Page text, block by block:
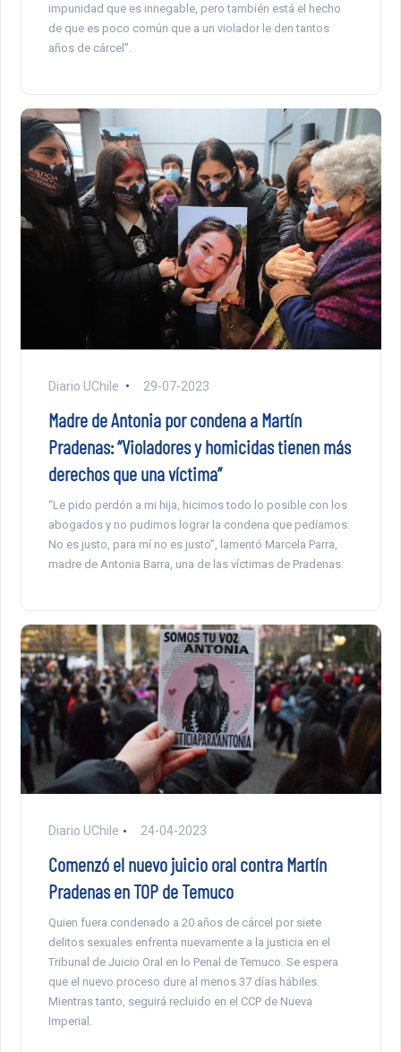
impunidad que es innegable, pero también está el hecho
de que es poco común que a un violador le den tantos
años de cárcel”.
Diario UChile 29-07-2023
Madre de Antonia por condena a Martín
Pradenas: “Violadores y homicidas tienen más
derechos que una víctima”
“Le pido perdón a mi hija, hicimos todo lo posible con los
abogados y no pudimos lograr la condena que pedíamos.
No es justo, para mí no es justo”, lamentó Marcela Parra,
madre de Antonia Barra, una de las víctimas de Pradenas.
Diario UChile 24-04-2023
Comenzó el nuevo juicio oral contra Martín
Pradenas en TOP de Temuco
Quien fuera condenado a 20 años de cárcel por siete
delitos sexuales enfrenta nuevamente a la justicia en el
Tribunal de Juicio Oral en lo Penal de Temuco. Se espera
que el nuevo proceso dure al menos 37 días hábiles.
Mientras tanto, seguirá recluido en el CCP de Nueva
Imperial.